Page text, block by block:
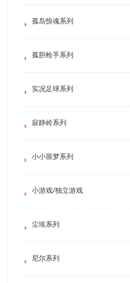
孤岛惊魂系列
孤胆枪手系列
实况足球系列
寂静岭系列
小小噩梦系列
小游戏/独立游戏
尘埃系列
尼尔系列